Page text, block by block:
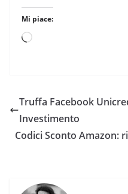
Mi piace:
Truffa Facebook
Investimento
Codici Sconto Amazon: